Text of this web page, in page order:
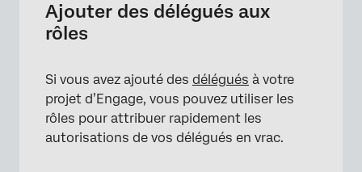
Ajouter des délégués aux
rôles
Si vous avez ajouté des délégués à votre
projet d’Engage, vous pouvez utiliser les
rôles pour attribuer rapidement les
autorisations de vos délégués en vrac.